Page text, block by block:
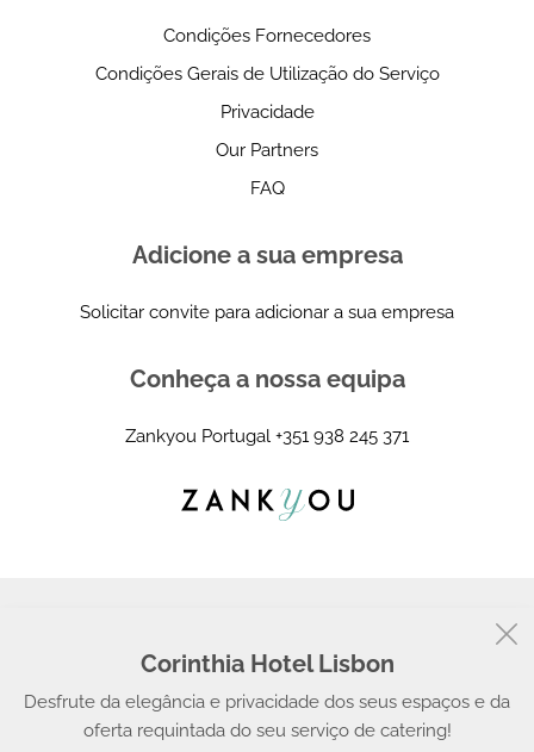
Corinthia Hotel Lisbon
Desfrute da elegância e privacidade dos seus espaços e da
oferta requintada do seu serviço de catering!
Condições Fornecedores
Condições Gerais de Utilização do Serviço
Privacidade
Our Partners
FAQ
Adicione a sua empresa
Solicitar convite para adicionar a sua empresa
Conheça a nossa equipa
Zankyou Portugal +351 938 245 371
© 2008 - 2026, Zankyou